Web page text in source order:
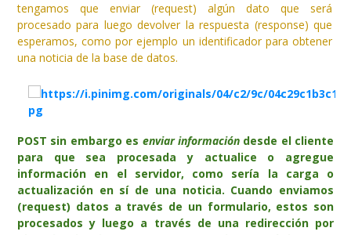
tengamos que enviar (request) algún dato que será
procesado para luego devolver la respuesta (response) que
esperamos, como por ejemplo un identificador para obtener
una noticia de la base de datos.
POST sin embargo es enviar informacióndesde el cliente
para que sea procesada y actualice o agregue
información en el servidor, como sería la carga o
actualización en sí de una noticia. Cuando enviamos
(request) datos a través de un formulario, estos son
procesados y luego a través de una redirección por